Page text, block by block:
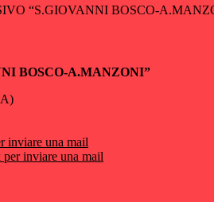
“S.GIOVANNI BOSCO-
BOSCO-A.MANZONI”
inviare una mail
inviare una mail